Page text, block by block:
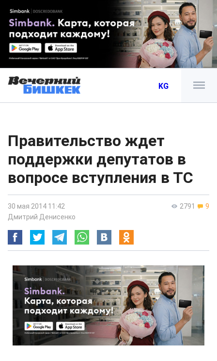
KG
Правительство ждет
поддержки депутатов в
вопросе вступления в ТС
2791 9
30 мая 2014 11:42
Дмитрий Денисенко